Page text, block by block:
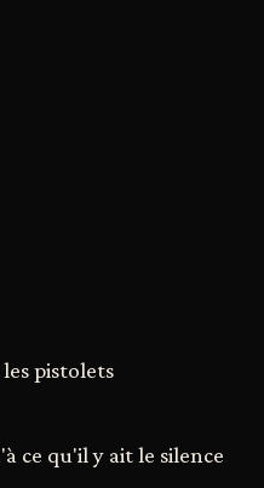
pistolets
ce qu'il y ait le silence